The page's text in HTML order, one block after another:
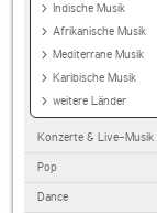
Indische Musik
Afrikanische Musik
Mediterrane Musik
Karibische Musik
weitere Länder
Konzerte & Live-Musik
Pop
Dance